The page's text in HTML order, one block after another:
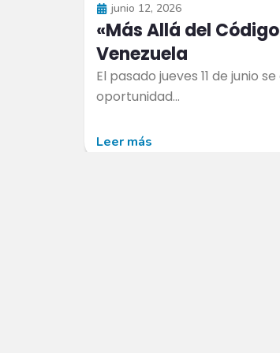
junio 12, 2026
«Más Allá del
Venezuela
El pasado jueves 11 de junio
oportunidad...
Leer más